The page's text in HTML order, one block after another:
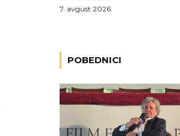
7. avgust 2026.
POBEDNICI